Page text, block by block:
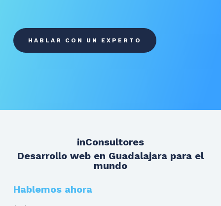
HABLAR CON UN EXPERTO
inConsultores
Desarrollo web en Guadalajara para el
mundo
Hablemos ahora